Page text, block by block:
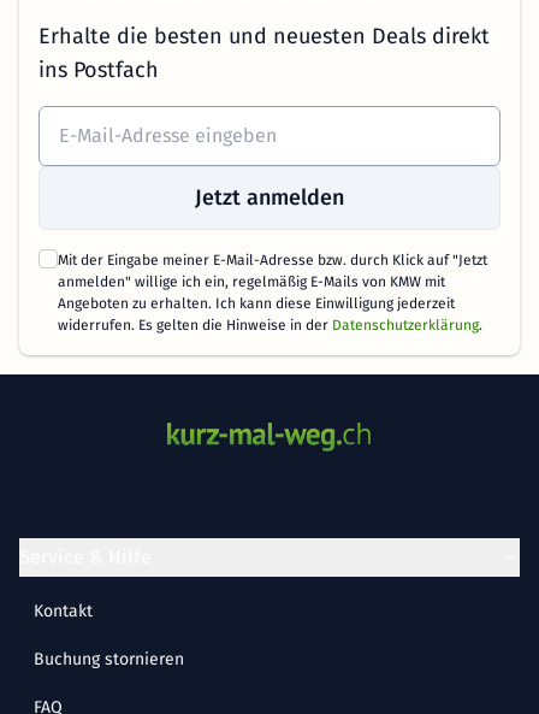
Erhalte die besten und neuesten Deals direkt
ins Postfach
Jetzt anmelden
Mit der Eingabe meiner E-Mail-Adresse bzw. durch Klick auf "Jetzt
anmelden" willige ich ein, regelmäßig E-Mails von KMW mit
Angeboten zu erhalten. Ich kann diese Einwilligung jederzeit
widerrufen. Es gelten die Hinweise in der Datenschutzerklärung.
Kontakt
Buchung stornieren
FAQ